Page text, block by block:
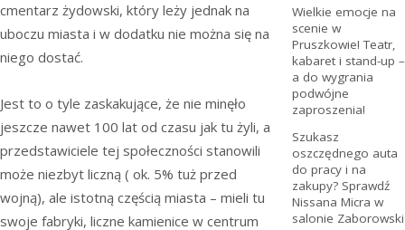
cmentarz żydowski, który leży jednak na
uboczu miasta i w dodatku nie można się na
niego dostać.
Jest to o tyle zaskakujące, że nie minęło
jeszcze nawet 100 lat od czasu jak tu żyli, a
przedstawiciele tej społeczności stanowili
może niezbyt liczną ( ok. 5% tuż przed
wojną), ale istotną częścią miasta – mieli tu
swoje fabryki, liczne kamienice w centrum
Wielkie emocje na
scenie w
Pruszkowie! Teatr,
kabaret i stand-up –
a do wygrania
podwójne
zaproszenia!
Szukasz
oszczędnego auta
do pracy i na
zakupy? Sprawdź
Nissana Micra w
salonie Zaborowski